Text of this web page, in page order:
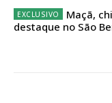
casa
Acesso ao
Acesso
Maçã,
destaque no São